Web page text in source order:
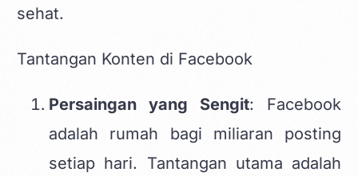
sehat.
Tantangan Konten di Facebook
Persaingan yang Sengit: Facebook
adalah rumah bagi miliaran posting
setiap hari. Tantangan utama adalah